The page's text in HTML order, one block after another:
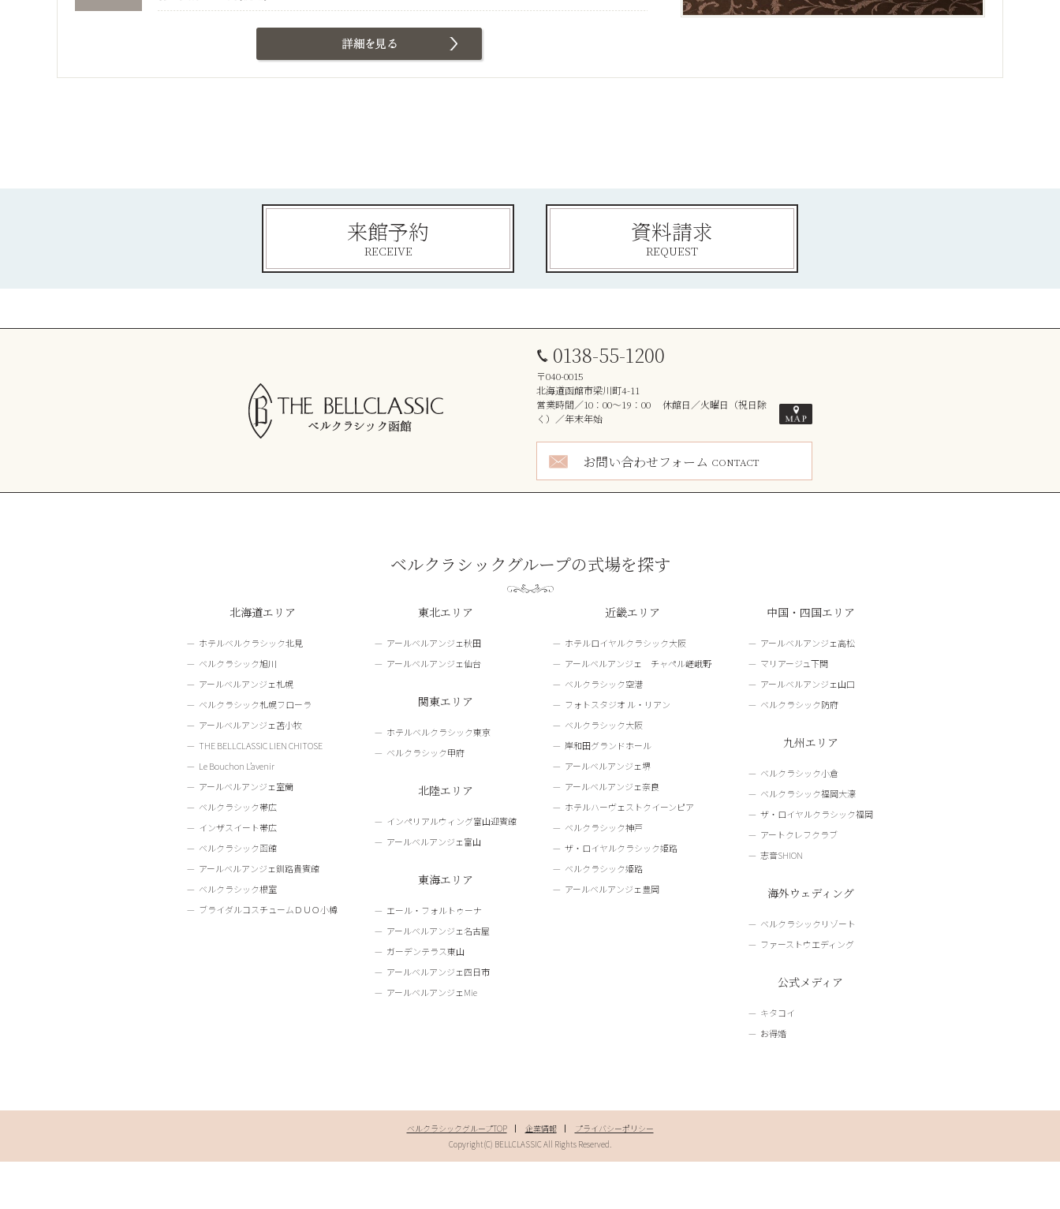
来館予約
RECEIVE
資料請求
REQUEST
0138-55-1200
〒040-0015
北海道函館市梁川町4-11
営業時間／10：00～19：00 休館日／火曜日（祝日除
く）／年末年始
お問い合わせフォーム CONTACT
ベルクラシックグループの式場を探す
北海道エリア
ホテルベルクラシック北見
ベルクラシック旭川
アールベルアンジェ札幌
ベルクラシック札幌フローラ
アールベルアンジェ苫小牧
THE BELLCLASSIC LIEN CHITOSE
Le Bouchon L’avenir
アールベルアンジェ室蘭
ベルクラシック帯広
インザスイート帯広
ベルクラシック函館
アールベルアンジェ釧路貴賓館
ベルクラシック根室
ブライダルコスチュームＤＵＯ小樽
東北エリア
アールベルアンジェ秋田
アールベルアンジェ仙台
関東エリア
ホテルベルクラシック東京
ベルクラシック甲府
北陸エリア
インペリアルウィング富山迎賓館
アールベルアンジェ富山
東海エリア
エール・フォルトゥーナ
アールベルアンジェ名古屋
ガーデンテラス東山
アールベルアンジェ四日市
アールベルアンジェMie
近畿エリア
ホテルロイヤルクラシック大阪
アールベルアンジェ チャペル嵯峨野
ベルクラシック空港
フォトスタジオ ル・リアン
ベルクラシック大阪
岸和田グランドホール
アールベルアンジェ堺
アールベルアンジェ奈良
ホテルハーヴェストクイーンピア
ベルクラシック神戸
ザ・ロイヤルクラシック姫路
ベルクラシック姫路
アールベルアンジェ豊岡
中国・四国エリア
アールベルアンジェ高松
マリアージュ下関
アールベルアンジェ山口
ベルクラシック防府
九州エリア
ベルクラシック小倉
ベルクラシック福岡大濠
ザ・ロイヤルクラシック福岡
アートクレフクラブ
志音SHION
海外ウェディング
ベルクラシックリゾート
ファーストウエディング
公式メディア
キタコイ
お得婚
ベルクラシックグループTOP 企業情報
プライバシーポリシー
Copyright(C) BELLCLASSIC All Rights Reserved.